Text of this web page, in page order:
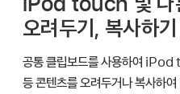
오려두기, 복사하
공통 클립보드를 사용하여
등 콘텐츠를 오려두거나 복사하